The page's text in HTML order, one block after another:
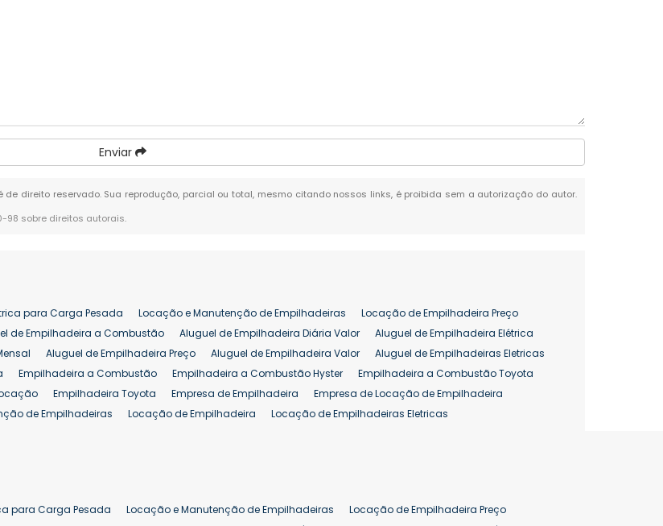
Enviar
de direito reservado. Sua reprodução, parcial ou total, mesmo citando nossos links, é proibida sem a autorização do autor.
98 sobre direitos autorais.
para Carga Pesada Locação e Manutenção de Empilhadeiras
Locação de Empilhadeira Preço
de Empilhadeira a Combustão Aluguel de Empilhadeira Diária Valor
Aluguel de Empilhadeira Elétrica
Aluguel de Empilhadeira Preço Aluguel de Empilhadeira Valor
Aluguel de Empilhadeiras Eletricas
Empilhadeira a Combustão Empilhadeira a Combustão Hyster
Empilhadeira a Combustão Toyota
Empilhadeira Toyota Empresa de Empilhadeira
Empresa de Locação de Empilhadeira
de Empilhadeiras Locação de Empilhadeira
Locação de Empilhadeiras Eletricas
Comprar Empilhadeira 25 ton Empilhadeira a Combustão 25 ton
Preço de Empilhadeira 25 ton
para Carga Pesada Locação e Manutenção de Empilhadeiras
Locação de Empilhadeira Preço